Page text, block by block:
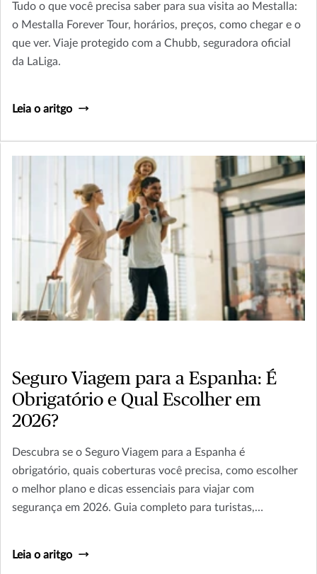
Tudo o que você precisa saber para sua visita ao Mestalla:
o Mestalla Forever Tour, horários, preços, como chegar e o
que ver. Viaje protegido com a Chubb, seguradora oficial
da LaLiga.
Leia o aritgo
Seguro Viagem para a Espanha: É
Obrigatório e Qual Escolher em
2026?
Descubra se o Seguro Viagem para a Espanha é
obrigatório, quais coberturas você precisa, como escolher
o melhor plano e dicas essenciais para viajar com
segurança em 2026. Guia completo para turistas,
Leia o aritgo